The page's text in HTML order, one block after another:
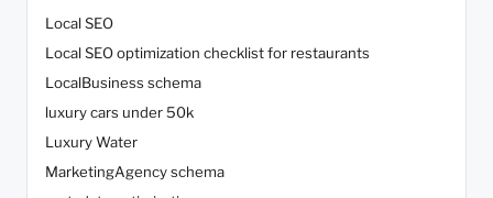
Local SEO
Local SEO optimization checklist for restaurants
LocalBusiness schema
luxury cars under 50k
Luxury Water
MarketingAgency schema